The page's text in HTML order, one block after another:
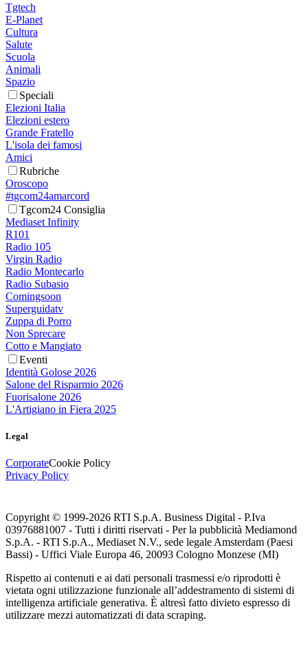
Tgtech
E-Planet
Cultura
Salute
Scuola
Animali
Spazio
Speciali
Elezioni Italia
Elezioni estero
Grande Fratello
L'isola dei famosi
Amici
Rubriche
Oroscopo
#tgcom24amarcord
Tgcom24 Consiglia
Mediaset Infinity
R101
Radio 105
Virgin Radio
Radio Montecarlo
Radio Subasio
Comingsoon
Superguidatv
Zuppa di Porro
Non Sprecare
Cotto e Mangiato
Eventi
Identità Golose 2026
Salone del Risparmio 2026
Fuorisalone 2026
L'Artigiano in Fiera 2025
Legal
CorporateCookie Policy
Privacy Policy
Copyright © 1999-2026 RTI S.p.A. Business Digital - P.Iva
03976881007 - Tutti i diritti riservati - Per la pubblicità Mediamond
S.p.A. - RTI S.p.A., Mediaset N.V., sede legale Amsterdam (Paesi
Bassi) - Uffici Viale Europa 46, 20093 Cologno Monzese (MI)
Rispetto ai contenuti e ai dati personali trasmessi e/o riprodotti è
vietata ogni utilizzazione funzionale all’addestramento di sistemi di
intelligenza artificiale generativa. È altresì fatto divieto espresso di
utilizzare mezzi automatizzati di data scraping.